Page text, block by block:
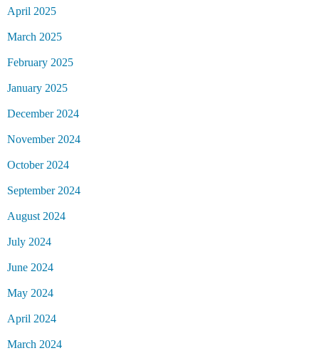
April 2025
March 2025
February 2025
January 2025
December 2024
November 2024
October 2024
September 2024
August 2024
July 2024
June 2024
May 2024
April 2024
March 2024